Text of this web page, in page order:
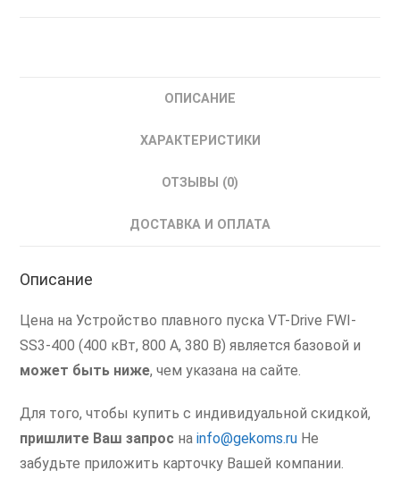
ОПИСАНИЕ
ХАРАКТЕРИСТИКИ
ОТЗЫВЫ (0)
ДОСТАВКА И ОПЛАТА
Описание
Цена на Устройство плавного пуска VT-Drive FWI-
SS3-400 (400 кВт, 800 А, 380 В) является базовой и
может быть ниже, чем указана на сайте.
Для того, чтобы купить с индивидуальной скидкой,
пришлите Ваш запрос наinfo@gekoms.ru Не
забудьте приложить карточку Вашей компании.